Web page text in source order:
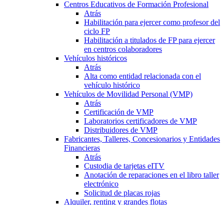
Centros Educativos de Formación Profesional
Atrás
Habilitación para ejercer como profesor del
ciclo FP
Habilitación a titulados de FP para ejercer
en centros colaboradores
Vehículos históricos
Atrás
Alta como entidad relacionada con el
vehículo histórico
Vehículos de Movilidad Personal (VMP)
Atrás
Certificación de VMP
Laboratorios certificadores de VMP
Distribuidores de VMP
Fabricantes, Talleres, Concesionarios y Entidades
Financieras
Atrás
Custodia de tarjetas eITV
Anotación de reparaciones en el libro taller
electrónico
Solicitud de placas rojas
Alquiler, renting y grandes flotas